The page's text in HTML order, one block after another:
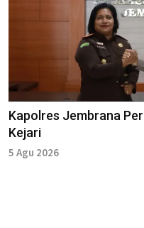
Kapolres Jembrana
Kejari
5 Agu 2026